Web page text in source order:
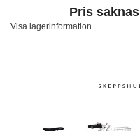
Pris saknas
Visa lagerinformation